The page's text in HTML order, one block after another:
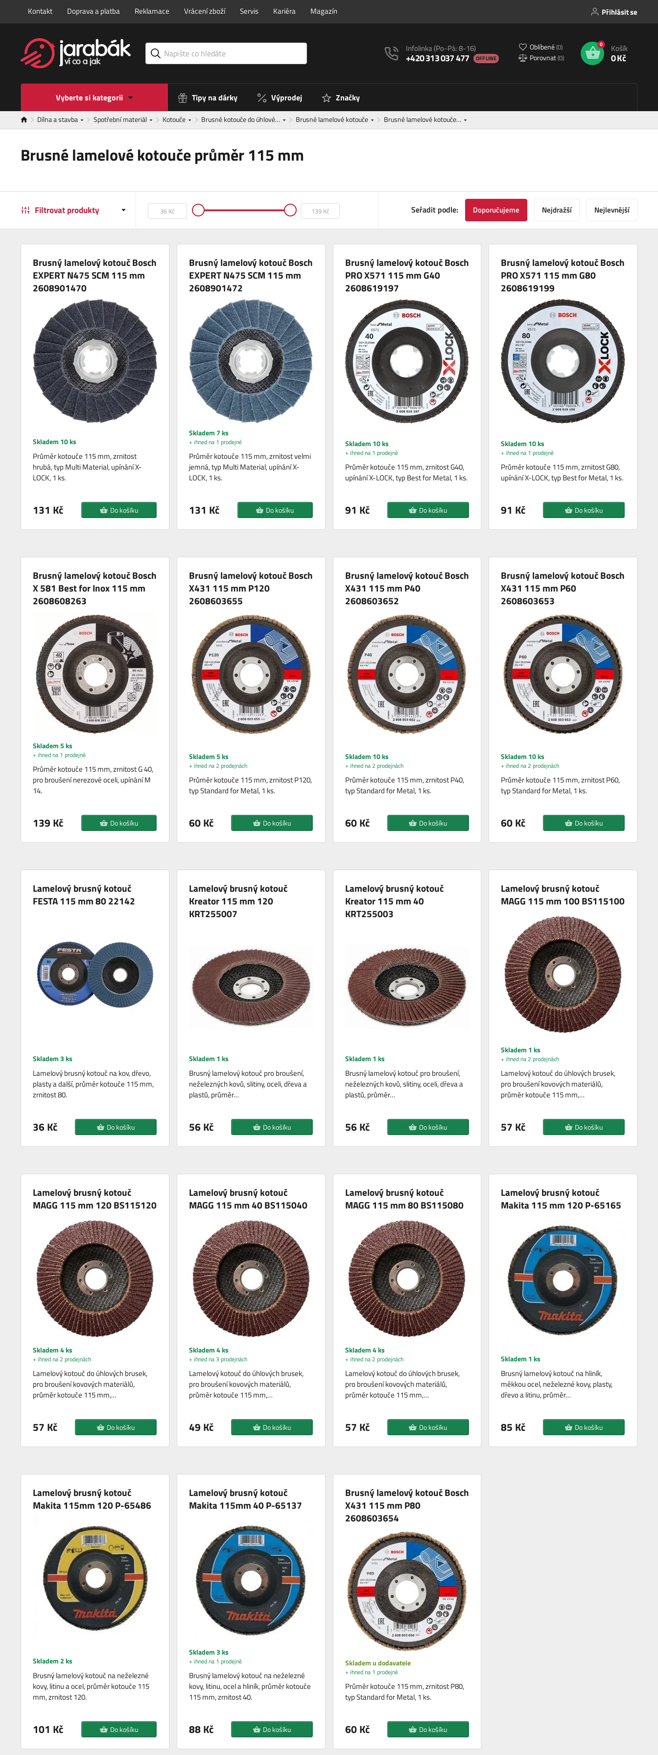
Kontakt Doprava a platba Reklamace Vrácení zboží Servis Kariéra Magazín Přihlásit se
Infolinka(Po-Pá: 8-16)
+420 313 037 477 OFFLINE
Oblíbené(0)
Porovnat(0)
0 Košík
0 Kč
Vyberte si kategorii Tipy na dárky Výprodej Značky
Dílna a stavba Spotřební materiál Kotouče Brusné kotouče do úhlové… Brusné lamelové kotouče Brusné lamelové kotouče…
Brusné lamelové kotouče průměr 115 mm
Filtrovat produkty Seřadit podle: Doporučujeme Nejdražší Nejlevnější
Brusný lamelový kotouč Bosch
EXPERT N475 SCM 115 mm
2608901470
Skladem 10 ks
Průměr kotouče 115 mm, zrnitost
hrubá, typ Multi Material, upínání X-
LOCK, 1 ks.
131 Kč Do košíku
Brusný lamelový kotouč Bosch
EXPERT N475 SCM 115 mm
2608901472
Skladem 7 ks
+ ihned na 1 prodejně
Průměr kotouče 115 mm, zrnitost velmi
jemná, typ Multi Material, upínání X-
LOCK, 1 ks.
131 Kč Do košíku
Brusný lamelový kotouč Bosch
PRO X571 115 mm G40
2608619197
Skladem 10 ks
+ ihned na 1 prodejně
Průměr kotouče 115 mm, zrnitost G40,
upínání X-LOCK, typ Best for Metal, 1 ks.
91 Kč Do košíku
Brusný lamelový kotouč Bosch
PRO X571 115 mm G80
2608619199
Skladem 10 ks
+ ihned na 1 prodejně
Průměr kotouče 115 mm, zrnitost G80,
upínání X-LOCK, typ Best for Metal, 1 ks.
91 Kč Do košíku
Brusný lamelový kotouč Bosch
X 581 Best for Inox 115 mm
2608608263
Skladem 5 ks
+ ihned na 1 prodejně
Průměr kotouče 115 mm, zrnitost G 40,
pro broušení nerezové oceli, upínání M
14.
139 Kč Do košíku
Brusný lamelový kotouč Bosch
X431 115 mm P120
2608603655
Skladem 5 ks
+ ihned na 2 prodejnách
Průměr kotouče 115 mm, zrnitost P120,
typ Standard for Metal, 1 ks.
60 Kč Do košíku
Brusný lamelový kotouč Bosch
X431 115 mm P40
2608603652
Skladem 10 ks
+ ihned na 2 prodejnách
Průměr kotouče 115 mm, zrnitost P40,
typ Standard for Metal, 1 ks.
60 Kč Do košíku
Brusný lamelový kotouč Bosch
X431 115 mm P60
2608603653
Skladem 10 ks
+ ihned na 2 prodejnách
Průměr kotouče 115 mm, zrnitost P60,
typ Standard for Metal, 1 ks.
60 Kč Do košíku
Lamelový brusný kotouč
FESTA 115 mm 80 22142
Skladem 3 ks
Lamelový brusný kotouč na kov, dřevo,
plasty a další, průměr kotouče 115 mm,
zrnitost 80.
36 Kč Do košíku
Lamelový brusný kotouč
Kreator 115 mm 120
KRT255007
Skladem 1 ks
Brusný lamelový kotouč pro broušení,
neželezných kovů, slitiny, oceli, dřeva a
plastů, průměr…
56 Kč Do košíku
Lamelový brusný kotouč
Kreator 115 mm 40
KRT255003
Skladem 1 ks
Brusný lamelový kotouč pro broušení,
neželezných kovů, slitiny, oceli, dřeva a
plastů, průměr…
56 Kč Do košíku
Lamelový brusný kotouč
MAGG 115 mm 100 BS115100
Skladem 1 ks
+ ihned na 2 prodejnách
Lamelový kotouč do úhlových brusek,
pro broušení kovových materiálů,
průměr kotouče 115 mm,…
57 Kč Do košíku
Lamelový brusný kotouč
MAGG 115 mm 120 BS115120
Skladem 4 ks
+ ihned na 2 prodejnách
Lamelový kotouč do úhlových brusek,
pro broušení kovových materiálů,
průměr kotouče 115 mm,…
57 Kč Do košíku
Lamelový brusný kotouč
MAGG 115 mm 40 BS115040
Skladem 4 ks
+ ihned na 3 prodejnách
Lamelový kotouč do úhlových brusek,
pro broušení kovových materiálů,
průměr kotouče 115 mm,…
49 Kč Do košíku
Lamelový brusný kotouč
MAGG 115 mm 80 BS115080
Skladem 4 ks
+ ihned na 2 prodejnách
Lamelový kotouč do úhlových brusek,
pro broušení kovových materiálů,
průměr kotouče 115 mm,…
57 Kč Do košíku
Lamelový brusný kotouč
Makita 115 mm 120 P-65165
Skladem 1 ks
Brusný lamelový kotouč na hliník,
měkkou ocel, neželezné kovy, plasty,
dřevo a litinu, průměr…
85 Kč Do košíku
Lamelový brusný kotouč
Makita 115mm 120 P-65486
Skladem 2 ks
Brusný lamelový kotouč na neželezné
kovy, litinu a ocel, průměr kotouče 115
mm, zrnitost 120.
101 Kč Do košíku
Lamelový brusný kotouč
Makita 115mm 40 P-65137
Skladem 3 ks
+ ihned na 1 prodejně
Brusný lamelový kotouč na neželezné
kovy, litinu, ocel a hliník, průměr kotouče
115 mm, zrnitost 40.
88 Kč Do košíku
Brusný lamelový kotouč Bosch
X431 115 mm P80
2608603654
Skladem u dodavatele
+ ihned na 1 prodejně
Průměr kotouče 115 mm, zrnitost P80,
typ Standard for Metal, 1 ks.
60 Kč Do košíku